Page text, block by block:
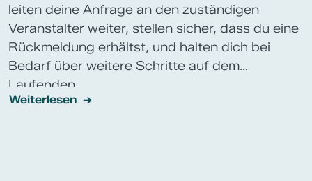
leiten deine Anfrage an den zuständigen
Veranstalter weiter, stellen sicher, dass du eine
Rückmeldung erhältst, und halten dich bei
Bedarf über weitere Schritte auf dem
Laufenden.
Weiterlesen